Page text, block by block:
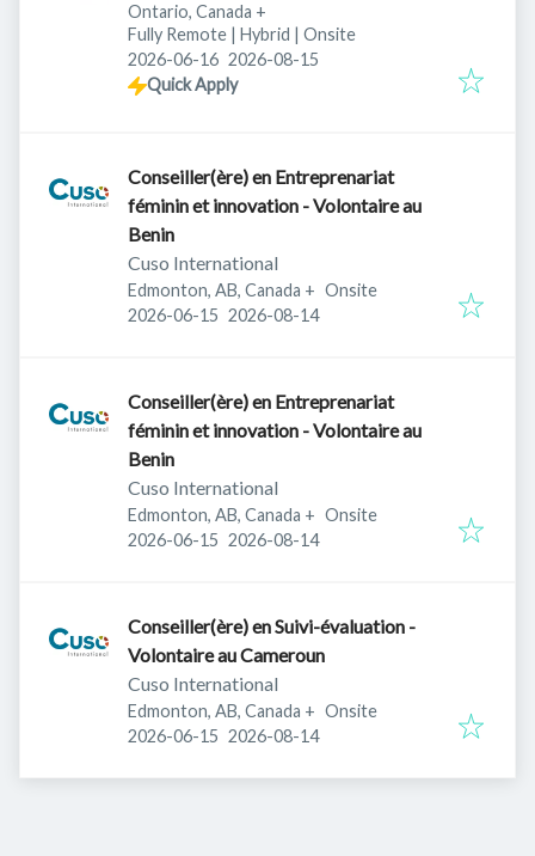
Ontario, Canada +
Fully Remote | Hybrid | Onsite
Published:
2026-06-16 Expires:
2026-08-15
Quick Apply
Conseiller(ère) en Entreprenariat
féminin et innovation - Volontaire au
Benin
Cuso International
Edmonton, AB, Canada + Onsite
Published:
2026-06-15 Expires:
2026-08-14
Conseiller(ère) en Entreprenariat
féminin et innovation - Volontaire au
Benin
Cuso International
Edmonton, AB, Canada + Onsite
Published:
2026-06-15 Expires:
2026-08-14
Conseiller(ère) en Suivi-évaluation -
Volontaire au Cameroun
Cuso International
Edmonton, AB, Canada + Onsite
Published:
2026-06-15 Expires:
2026-08-14